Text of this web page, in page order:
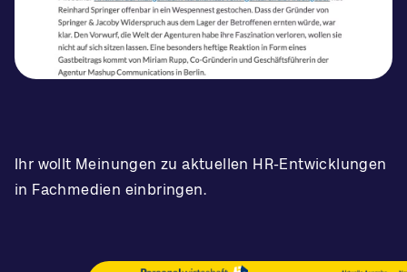
Ihr wollt Meinungen zu aktuellen HR-Entwicklungen
in Fachmedien einbringen.